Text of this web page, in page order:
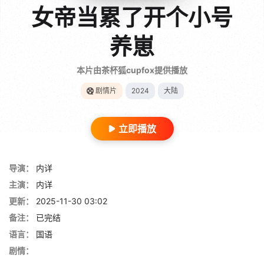
女帝当累了开个小号
养崽
本片由茶杯狐cupfox提供播放
剧情片 2024 大陆
立即播放
导演：
内详
主演：
内详
更新：
2025-11-30 03:02
备注：
已完结
语言：
国语
剧情：